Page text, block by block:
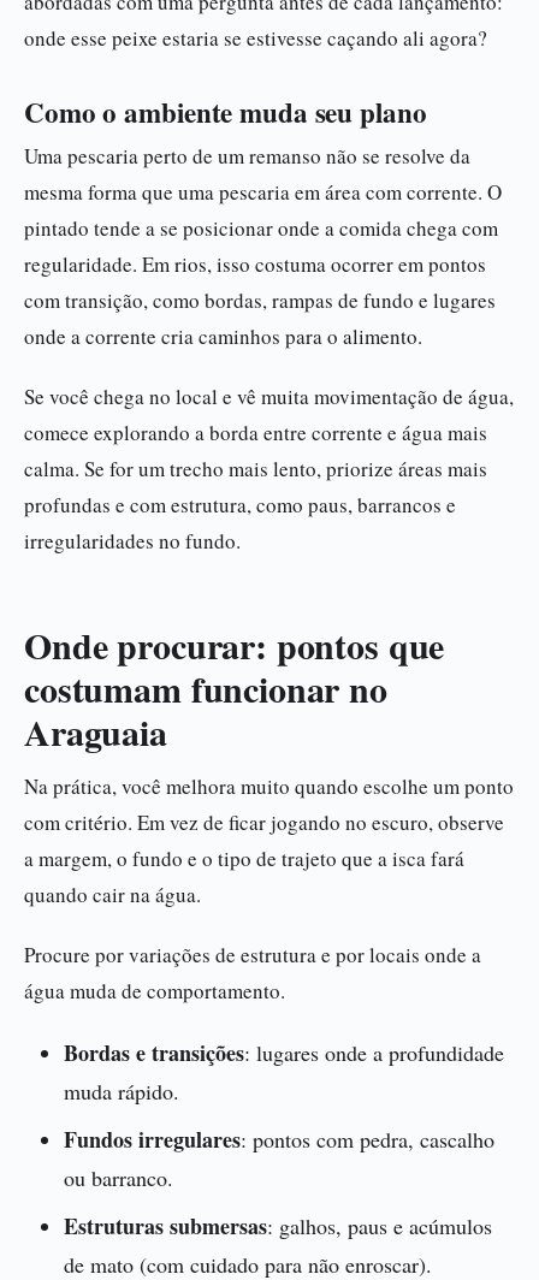
onde esse peixe estaria se estivesse caçando ali agora?
Como o ambiente muda seu plano
Uma pescaria perto de um remanso não se resolve da
mesma forma que uma pescaria em área com corrente. O
pintado tende a se posicionar onde a comida chega com
regularidade. Em rios, isso costuma ocorrer em pontos
com transição, como bordas, rampas de fundo e lugares
onde a corrente cria caminhos para o alimento.
Se você chega no local e vê muita movimentação de água,
comece explorando a borda entre corrente e água mais
calma. Se for um trecho mais lento, priorize áreas mais
profundas e com estrutura, como paus, barrancos e
irregularidades no fundo.
Onde procurar: pontos que
costumam funcionar no
Araguaia
Na prática, você melhora muito quando escolhe um ponto
com critério. Em vez de ficar jogando no escuro, observe
a margem, o fundo e o tipo de trajeto que a isca fará
quando cair na água.
Procure por variações de estrutura e por locais onde a
água muda de comportamento.
Bordas e transições: lugares onde a profundidade
muda rápido.
Fundos irregulares: pontos com pedra, cascalho
ou barranco.
Estruturas submersas: galhos, paus e acúmulos
de mato (com cuidado para não enroscar).